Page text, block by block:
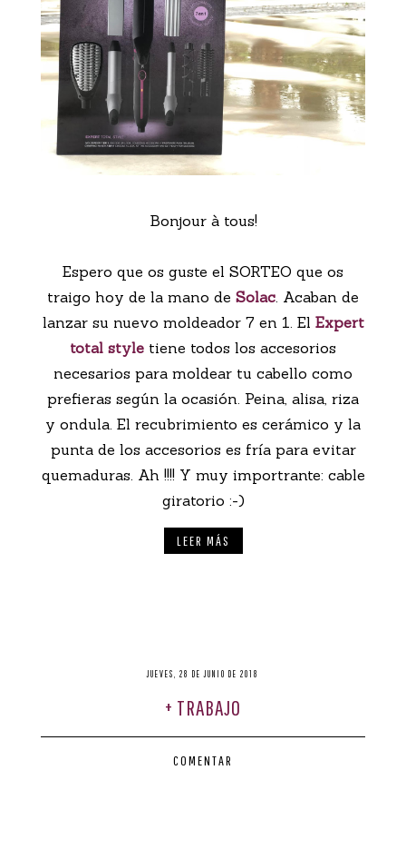
Bonjour à tous!
Espero que os guste el SORTEO que os
traigo hoy de la mano de Solac. Acaban de
lanzar su nuevo moldeador 7 en 1. El Expert
total style tiene todos los accesorios
necesarios para moldear tu cabello como
prefieras según la ocasión. Peina, alisa, riza
y ondula. El recubrimiento es cerámico y la
punta de los accesorios es fría para evitar
quemaduras. Ah !!!! Y muy importrante: cable
giratorio :-)
LEER MÁS
JUEVES, 28 DE JUNIO DE 2018
+ TRABAJO
COMENTAR